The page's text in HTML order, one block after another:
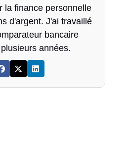
la finance personnelle
d'argent. J'ai travaillé
bancaire
années.